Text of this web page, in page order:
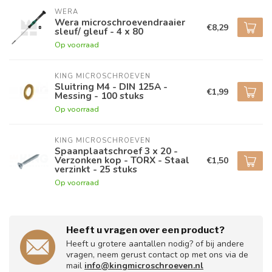
WERA
Wera microschroevendraaier
sleuf/ gleuf - 4 x 80
Op voorraad
€8,29
KING MICROSCHROEVEN
Sluitring M4 - DIN 125A -
Messing - 100 stuks
Op voorraad
€1,99
KING MICROSCHROEVEN
Spaanplaatschroef 3 x 20 -
Verzonken kop - TORX - Staal
verzinkt - 25 stuks
Op voorraad
€1,50
Heeft u vragen over een product?
Heeft u grotere aantallen nodig? of bij andere
vragen, neem gerust contact op met ons via de
mail info@kingmicroschroeven.nl